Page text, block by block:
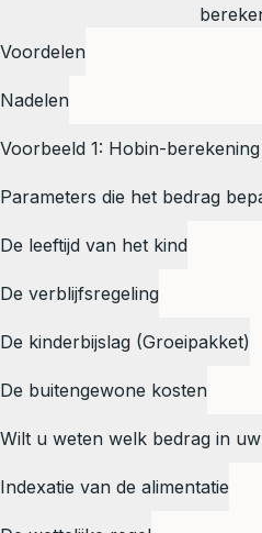
Voordelen
Nadelen
Voorbeeld 1: Hobin-
Parameters die het bedrag
De leeftijd van het kind
De verblijfsregeling
De kinderbijslag (Groeipakket)
De buitengewone kosten
Wilt u weten welk bedrag in
Indexatie van de alimentatie